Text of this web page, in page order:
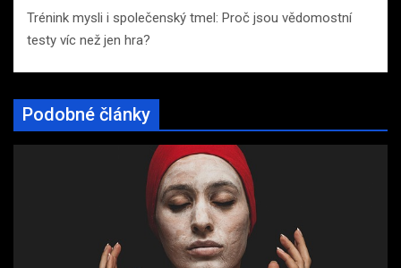
Trénink mysli i společenský tmel: Proč jsou vědomostní
testy víc než jen hra?
Podobné články